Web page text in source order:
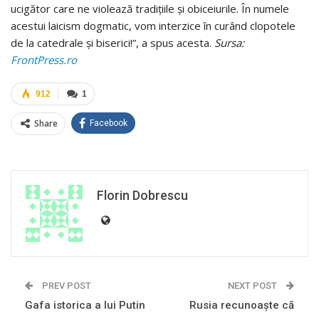
ucigător care ne violează tradițiile și obiceiurile. În numele
acestui laicism dogmatic, vom interzice în curând clopotele
de la catedrale și biserici!”, a spus acesta. Sursa:
FrontPress.ro
1
912
Share Facebook
Florin Dobrescu
PREV POST
Gafa istorica a lui Putin
NEXT POST
Rusia recunoaște că